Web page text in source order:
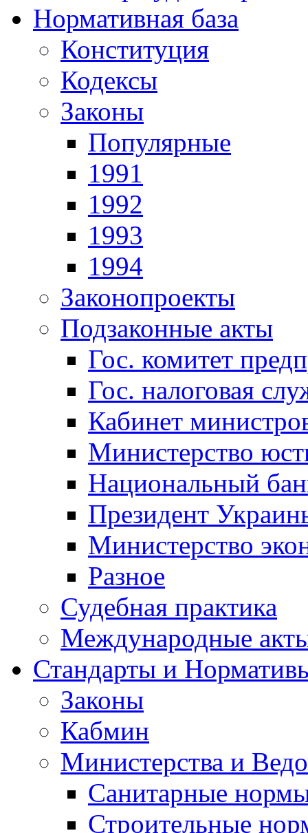
Нормативная база
Конституция
Кодексы
Законы
Популярные
1991
1992
1993
1994
Законопроекты
Подзаконные акты
Гос. комитет
Гос. налоговая
Кабинет
Министерство
Национальный
Президент
Министерство
Разное
Судебная практика
Международные
Стандарты и
Законы
Кабмин
Министерства и
Санитарные
Строительные